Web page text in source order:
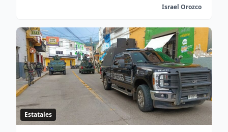
Israel Orozco
Estatales